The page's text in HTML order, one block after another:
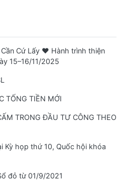
Cứ Lấy ❤️ Hành trình thiện
15–16/11/2025
TỐNG TIỀN MỚI
TRONG ĐẦU TƯ CÔNG THEO
Kỳ họp thứ 10, Quốc hội khóa
đỏ từ 01/9/2021